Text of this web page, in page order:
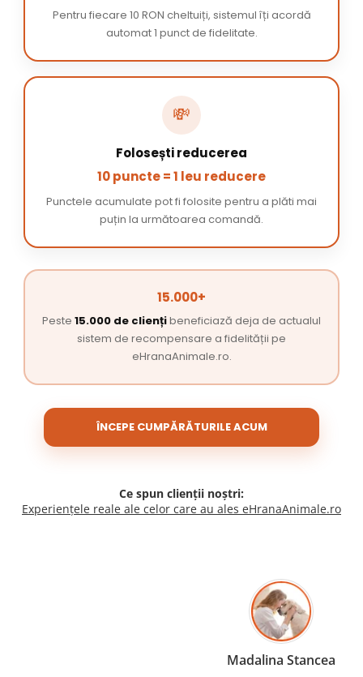
Pentru fiecare 10 RON cheltuiți, sistemul îți acordă
automat 1 punct de fidelitate.
💸
Folosești reducerea
10 puncte = 1 leu reducere
Punctele acumulate pot fi folosite pentru a plăti mai
puțin la următoarea comandă.
15.000+
Peste 15.000 de cliențibeneficiază deja de actualul
sistem de recompensare a fidelității pe
eHranaAnimale.ro.
ÎNCEPE CUMPĂRĂTURILE ACUM
Ce spun clienții noștri:
Experiențele reale ale celor care au ales eHranaAnimale.ro
Madalina Stancea